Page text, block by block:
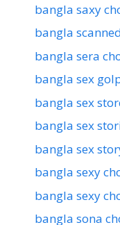
bangla saxy
bangla
bangla sera
bangla sex
bangla sex
bangla sex
bangla sex
bangla sexy
bangla sexy
bangla sona